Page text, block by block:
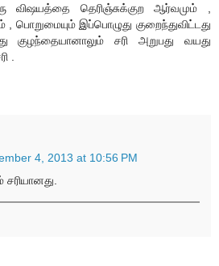
விஷயத்தை தெரிஞ்சுக்குற ஆர்வமும் ,
, பொறுமையும் இப்பொழுது குறைந்துவிட்டது
குழந்தையானாலும் சரி அறுபது வயது
.
4, 2013 at 10:56 PM
சரியானது.